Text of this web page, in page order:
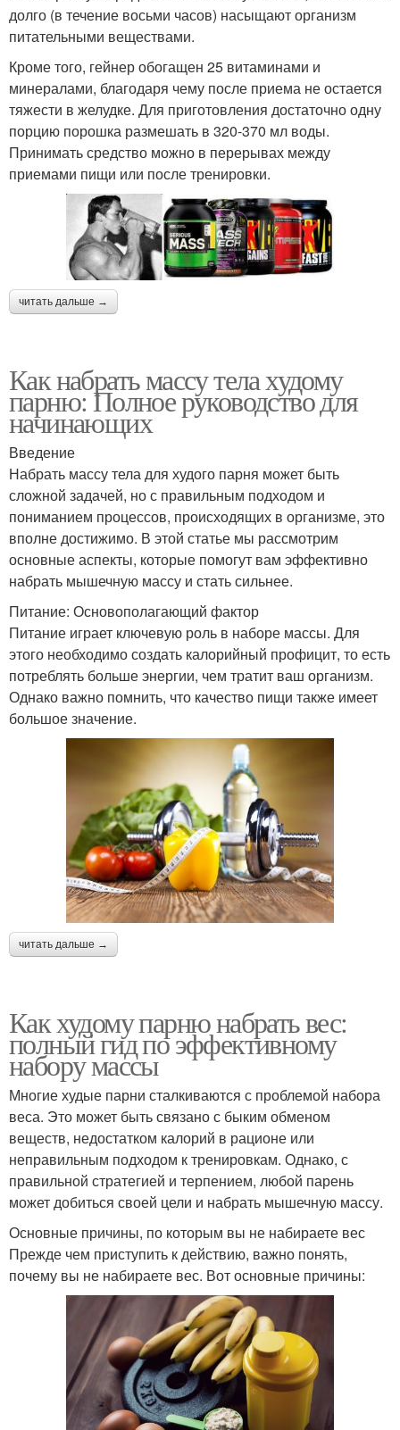
долго (в течение восьми часов) насыщают организм
питательными веществами.
Кроме того, гейнер обогащен 25 витаминами и
минералами, благодаря чему после приема не остается
тяжести в желудке. Для приготовления достаточно одну
порцию порошка размешать в 320-370 мл воды.
Принимать средство можно в перерывах между
приемами пищи или после тренировки.
читать дальше →
Как набрать массу тела худому
парню: Полное руководство для
начинающих
Введение
Набрать массу тела для худого парня может быть
сложной задачей, но с правильным подходом и
пониманием процессов, происходящих в организме, это
вполне достижимо. В этой статье мы рассмотрим
основные аспекты, которые помогут вам эффективно
набрать мышечную массу и стать сильнее.
Питание: Основополагающий фактор
Питание играет ключевую роль в наборе массы. Для
этого необходимо создать калорийный профицит, то есть
потреблять больше энергии, чем тратит ваш организм.
Однако важно помнить, что качество пищи также имеет
большое значение.
читать дальше →
Как худому парню набрать вес:
полный гид по эффективному
набору массы
Многие худые парни сталкиваются с проблемой набора
веса. Это может быть связано с быким обменом
веществ, недостатком калорий в рационе или
неправильным подходом к тренировкам. Однако, с
правильной стратегией и терпением, любой парень
может добиться своей цели и набрать мышечную массу.
Основные причины, по которым вы не набираете вес
Прежде чем приступить к действию, важно понять,
почему вы не набираете вес. Вот основные причины: